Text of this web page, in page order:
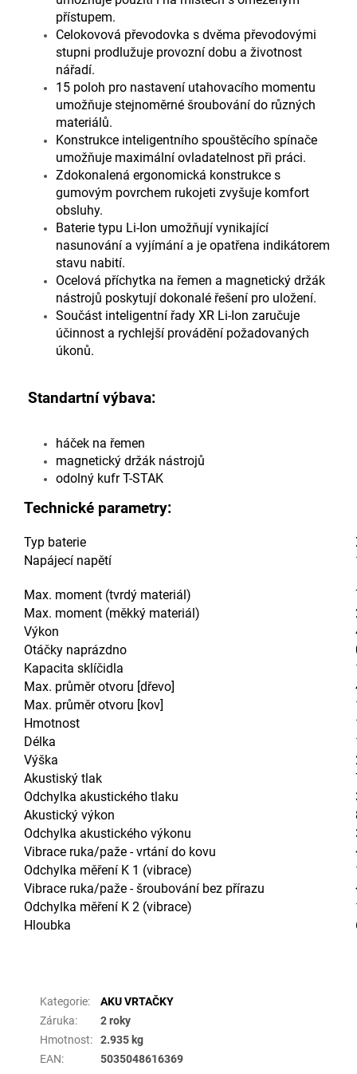
přístupem.
Celokovová převodovka s dvěma převodovými
stupni prodlužuje provozní dobu a životnost
nářadí.
15 poloh pro nastavení utahovacího momentu
umožňuje stejnoměrné šroubování do různých
materiálů.
Konstrukce inteligentního spouštěcího spínače
umožňuje maximální ovladatelnost při práci.
Zdokonalená ergonomická konstrukce s
gumovým povrchem rukojeti zvyšuje komfort
obsluhy.
Baterie typu Li-Ion umožňují vynikající
nasunování a vyjímání a je opatřena indikátorem
stavu nabití.
Ocelová příchytka na řemen a magnetický držák
nástrojů poskytují dokonalé řešení pro uložení.
Součást inteligentní řady XR Li-Ion zaručuje
účinnost a rychlejší provádění požadovaných
úkonů.
Standartní výbava:
háček na řemen
magnetický držák nástrojů
odolný kufr T-STAK
Technické parametry:
Typ baterie
Napájecí napětí
Max. moment (tvrdý materiál)
Max. moment (měkký materiál)
Výkon
Otáčky naprázdno
Kapacita sklíčidla
Max. průměr otvoru [dřevo]
Max. průměr otvoru [kov]
Hmotnost
Délka
Výška
Akustiský tlak
Odchylka akustického tlaku
Akustický výkon
Odchylka akustického výkonu
Vibrace ruka/paže - vrtání do kovu
Odchylka měření K 1 (vibrace)
Vibrace ruka/paže - šroubování bez přírazu
Odchylka měření K 2 (vibrace)
Hloubka
Kategorie:
AKU VRTAČKY
Záruka:
2 roky
Hmotnost:
2.935 kg
EAN: 5035048616369